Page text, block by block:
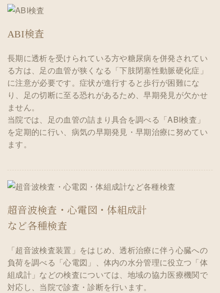
ABI検査
長期に透析を受けられている方や糖尿病を併発されてい
る方は、足の血管が狭くなる「下肢閉塞性動脈硬化症」
に注意が必要です。症状が進行すると歩行が困難にな
り、足の切断に至る恐れがあるため、早期発見が欠かせ
ません。
当院では、足の血管の詰まり具合を調べる「ABI検査」
を定期的に行い、病気の早期発見・早期治療に努めてい
ます。
超音波検査・心電図・体組成計
など各種検査
「超音波検査装置」をはじめ、透析治療に伴う心臓への
負荷を調べる「心電図」、体内の水分管理に役立つ「体
組成計」などの検査については、地域の協力医療機関で
対応し、当院で診査・診断を行います。